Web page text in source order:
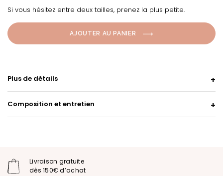
Si vous hésitez entre deux tailles, prenez la plus petite.
AJOUTER AU PANIER
Plus de détails
Composition et entretien
Livraison gratuite
dès 150€ d’achat